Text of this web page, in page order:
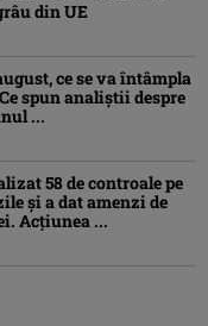
din UE
ce se va întâmpla
spun analiștii despre
...
58 de controale pe
și a dat amenzi de
Acțiunea ...